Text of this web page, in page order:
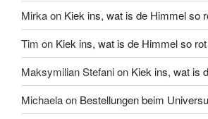
Mirkaon Kiek ins, wat is de Himmel so
Tim on Kiek ins, wat is de Himmel so rot
Maksymilian Stefanion Kiek ins, wat is
Michaelaon Bestellungen beim